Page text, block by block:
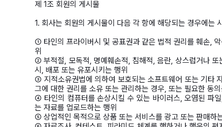
제 1조 회원의 게시물
1. 회사는 회원의 게시물이 다음 각 항에 해당되는 경우에는
① 타인의 프라이버시 및 공표권과 같은 법적 권리를 훼손,
위
② 부적절, 모독적, 명예훼손적, 침해적, 음란, 상스럽거나
시, 배포 또는 유포시키는 행위
③ 지적소유권법에 의하여 보호되는 소프트웨어 또는 기타
그에 대한 권리를 소유 또는 관리하는 경우, 또는 필요한 동
④ 타인의 컴퓨터를 손상시킬 수 있는 바이러스, 오염된 파
는 자료를 업로드하는 행위
⑤ 상업적인 목적으로 상품 또는 서비스를 광고 또는 판매하